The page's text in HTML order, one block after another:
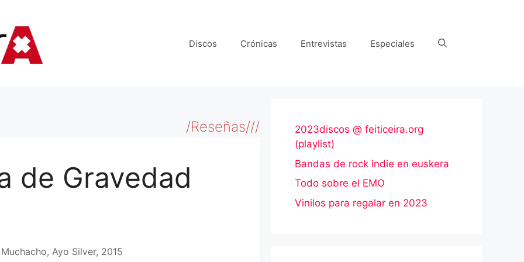
Discos Crónicas Entrevistas Especiales
/Reseñas///
de Gravedad
Ayo Silver, 2015
2023discos @ feiticeira.org
(playlist)
Bandas de rock indie en euskera
Todo sobre el EMO
Vinilos para regalar en 2023